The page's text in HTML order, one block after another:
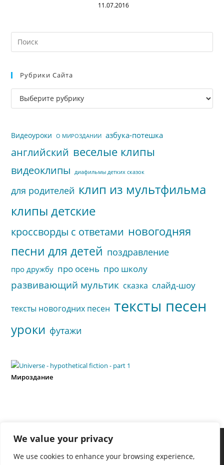
We value your privacy
We use cookies to enhance your browsing experience,
11.07.2016
Рубрики Сайта
Рубрики
сайта
Видеоуроки О МИРОЗДАНИИ азбука-потешка
английский веселые клипы
видеоклипы диафильмы детких сказок
для родителей клип из мультфильма
клипы детские
кроссворды с ответами новогодняя
песни для детей поздравление
про дружбу про осень про школу
развивающий мультик сказка слайд-шоу
тексты новогодних песен тексты песен
уроки футажи
Мироздание